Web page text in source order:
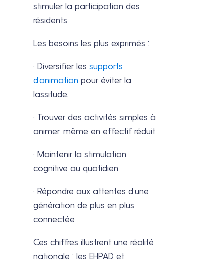
stimuler la participation des
résidents.
Les besoins les plus exprimés :
· Diversifier lessupports
d’animation pour éviter la
lassitude.
· Trouver des activités simples à
animer, même en effectif réduit.
· Maintenir la stimulation
cognitive au quotidien.
· Répondre aux attentes d’une
génération de plus en plus
connectée.
Ces chiffres illustrent une réalité
nationale : les EHPAD et